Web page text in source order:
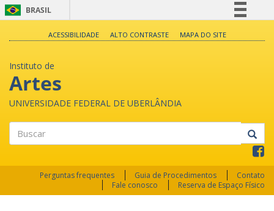
BRASIL
Legislação
Canais
ACESSIBILIDADE ALTO CONTRASTE MAPA DO SITE
Instituto de
Artes
UNIVERSIDADE FEDERAL DE UBERLÂNDIA
Perguntas frequentes Guia de Procedimentos
Contato
Fale conosco
Reserva de Espaço Físico